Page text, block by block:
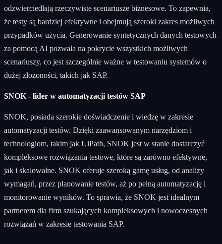
odzwierciedlają rzeczywiste scenariusze biznesowe. To zapewnia,
że testy są bardziej efektywne i obejmują szeroki zakres możliwych
przypadków użycia. Generowanie syntetycznych danych testowych
za pomocą AI pozwala na pokrycie wszystkich możliwych
scenariuszy, co jest szczególnie ważne w testowaniu systemów o
dużej złożoności, takich jak SAP.
SNOK - lider w automatyzacji testów SAP
SNOK, posiada szerokie doświadczenie i wiedzę w zakresie
automatyzacji testów. Dzięki zaawansowanym narzędziom i
technologiom, takim jak UiPath, SNOK jest w stanie dostarczyć
kompleksowe rozwiązania testowe, które są zarówno efektywne,
jak i skalowalne. SNOK oferuje szeroką gamę usług, od analizy
wymagań, przez planowanie testów, aż po pełną automatyzację i
monitorowanie wyników. To sprawia, że SNOK jest idealnym
partnerem dla firm szukających kompleksowych i nowoczesnych
rozwiązań w zakresie testowania SAP.